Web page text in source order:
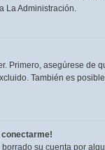
La Administración.
Primero, asegúrese
También es
conectarme!
su cuenta por